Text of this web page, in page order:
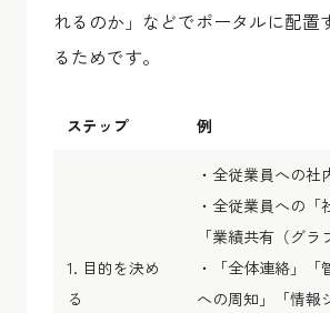
れるのか」などでポータルに配置
るためです。
ステップ 例
1. 目的を決め
る
・全従業員への社
・全従業員への「
「業績共有（グラ
・「全体連絡」「
への周知」「情報